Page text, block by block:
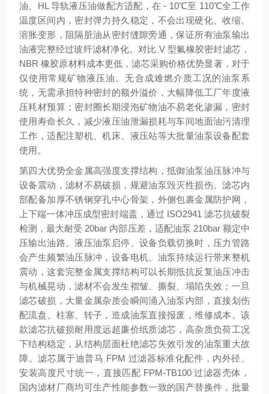
油、HL 导轨液压油做配方适配，在 - 10℃至 110℃全工作
温度区间内，密封弹力持久稳定，不会出现硬化、收缩、
溶胀变形，阻隔脏油从密封缝隙旁通，保证所有油泵输出
油液完整经过玻纤滤材净化。对比 V 型氟橡胶密封滤芯，
NBR 橡胶原材料成本更低，滤芯采购价格优势显著，对于
仅使用常规矿物液压油、无合成难燃介质工况的油泵系
统，无需承担特种密封的额外溢价，大幅降低工厂年度液
压耗材预算；密封圈长期浸泡矿物油不易老化渗漏，密封
使用寿命长久，减少液压油泄漏损耗与车间地面油污清理
工作，适配注塑机、机床、液压站等大批量油泵设备配套
使用。
第四大优势全金属高强度支撑结构，抵御油泵油压脉冲与
设备震动，滤材不易破损，规避油泵毁灭性损伤。滤芯内
部配备加厚不锈钢穿孔中心骨架，外侧包裹金属防护网，
上下端一体冲压成型密封端盖，通过 ISO2941 滤芯抗破裂
检测，最大耐受 20bar 内部压差，适配油泵 210bar 额定中
压输出油路。液压油泵启停、设备负载切换时，压力管路
会产生频繁油压脉冲，设备电机、油泵持续运行带来整机
震动，这套完整金属支撑结构可以长期抵抗反复油压冲击
与机械晃动，滤材不会发生褶皱、撕裂、塌陷失效；一旦
滤芯破损，大量金属杂质会瞬间涌入油泵内部，直接划伤
配流盘、柱塞、转子，造成油泵直接报废，维修成本。该
款滤芯抗破损耐用度远超廉价纸质滤芯，高杂质负荷工况
下结构稳定，从结构层面杜绝滤芯失效引发的油泵重大故
障。滤芯属于迪普马 FPM 过滤器标准化配件，内外径、
安装高度尺寸统一，直接匹配 FPM-TB100 过滤器壳体，
国内滤材厂商均可生产性能参数一致的国产替换件，批量